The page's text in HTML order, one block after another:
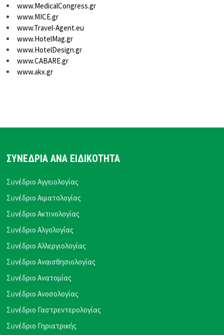
www.MedicalCongress.gr
www.MICE.gr
www.Travel-Agent.eu
www.HotelMag.gr
www.HotelDesign.gr
www.CABARE.gr
www.akx.gr
ΣΥΝΕΔΡΙΑ ΑΝΑ ΕΙΔΙΚΟΤΗΤΑ
Συνέδριο Αγγειολογίας
Συνέδριο Αιματολογίας
Συνέδριο Ακτινολογίας
Συνέδριο Αλγολογίας
Συνέδριο Αλλεργιολογίας
Συνέδριο Αναισθησιολογίας
Συνέδριο Ανατομίας
Συνέδριο Ανοσολογίας
Συνέδριο Γαστρεντερολογίας
Συνέδριο Γηριατρικής